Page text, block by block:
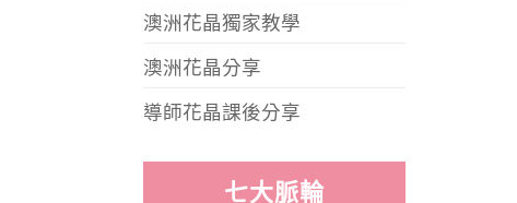
澳洲花晶獨家教學
澳洲花晶分享
導師花晶課後分享
七大脈輪